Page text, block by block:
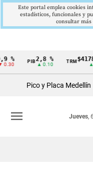
Cintillo
Colombia
PIB 2,8 %
▲ 0.10
TRM $4178,23
▲ 0.42
Pico y Placa Medellín
Jueves,
menu
Este portal emplea cookies
estadísticos, funcionales y
consultar